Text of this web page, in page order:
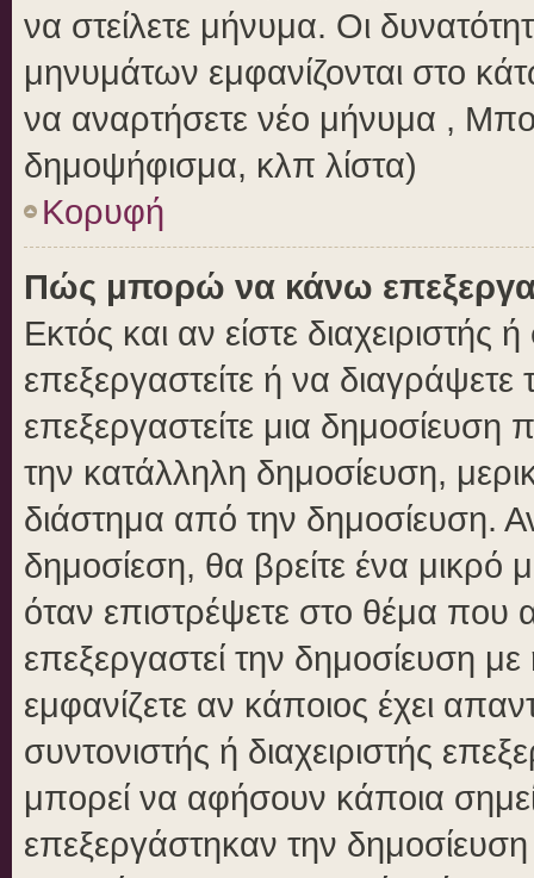
να στείλετε μήνυμα. Οι
μηνυμάτων εμφανίζονται στο
να αναρτήσετε νέο μήνυμα ,
δημοψήφισμα, κλπ λίστα)
Κορυφή
Πώς μπορώ να κάνω
Εκτός και αν είστε διαχειριστής
επεξεργαστείτε ή να
επεξεργαστείτε μια δημοσίευση
την κατάλληλη δημοσίευση,
διάστημα από την δημοσίευση.
δημοσίεση, θα βρείτε ένα
όταν επιστρέψετε στο θέμα που
επεξεργαστεί την δημοσίευση
εμφανίζετε αν κάποιος έχει
συντονιστής ή διαχειριστής
μπορεί να αφήσουν κάποια
επεξεργάστηκαν την